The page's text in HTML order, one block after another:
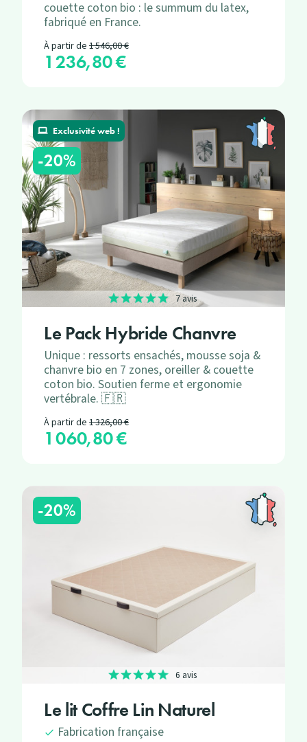
couette coton bio : le summum du latex,
fabriqué en France.
À partir dePrix de base
1 546,00 €
Prix
1 236,80 €
Le Pack Hybride Chanvre
Unique : ressorts ensachés, mousse soja &
chanvre bio en 7 zones, oreiller & couette
coton bio. Soutien ferme et ergonomie
vertébrale. 🇫🇷
À partir dePrix de base
1 326,00 €
Prix
1 060,80 €
7 avis
Exclusivité web !
-20%
Le lit Coffre Lin Naturel
Fabrication française
6 avis
-20%